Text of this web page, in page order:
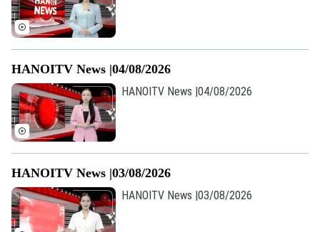
HANOITV News |04/08/2026
HANOITV News |04/08/2026
HANOITV News |03/08/2026
HANOITV News |03/08/2026